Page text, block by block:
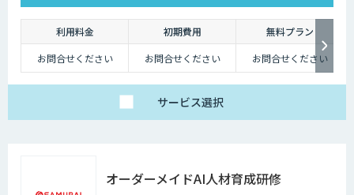
利用料金 初期費用
無料プラン
お問合せください
お問合せください お問合せください
サービス選択
オーダーメイドAI人材育成研修